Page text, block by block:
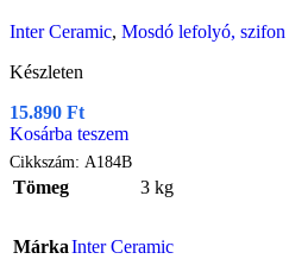
Inter Ceramic, Mosdó lefolyó, szifon
Készleten
15.890 Ft
Kosárba teszem
Cikkszám: A184B
Tömeg 3 kg
MárkaInter Ceramic